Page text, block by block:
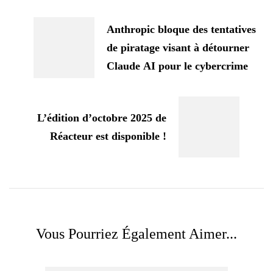
Anthropic bloque des tentatives
de piratage visant à détourner
Claude AI pour le cybercrime
L’édition d’octobre 2025 de
Réacteur est disponible !
Vous Pourriez Également Aimer...